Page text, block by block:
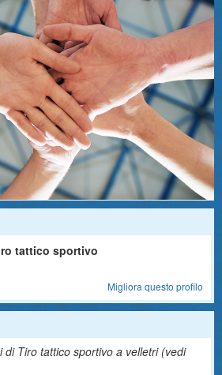
tattico sportivo
Migliora questo profilo
di Tiro tattico sportivo a velletri (vedi